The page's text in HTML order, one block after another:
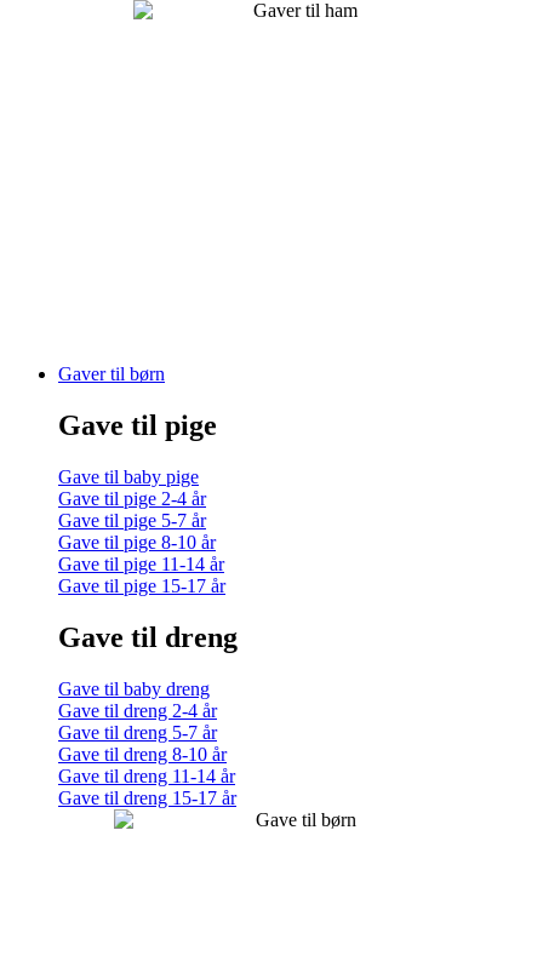
Gaver til børn
Gave til pige
Gave til baby pige
Gave til pige 2-4 år
Gave til pige 5-7 år
Gave til pige 8-10 år
Gave til pige 11-14 år
Gave til pige 15-17 år
Gave til dreng
Gave til baby dreng
Gave til dreng 2-4 år
Gave til dreng 5-7 år
Gave til dreng 8-10 år
Gave til dreng 11-14 år
Gave til dreng 15-17 år